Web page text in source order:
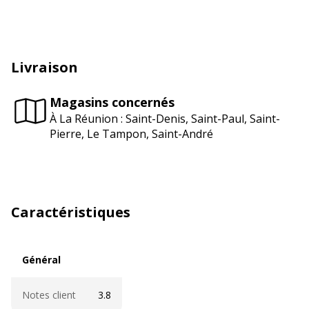
Livraison
Magasins concernés
À La Réunion : Saint-Denis, Saint-Paul, Saint-
Pierre, Le Tampon, Saint-André
Caractéristiques
Général
Notes client 3.8